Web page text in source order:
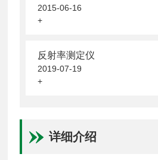
2015-06-16
+
反射率测定仪
2019-07-19
+
详细介绍